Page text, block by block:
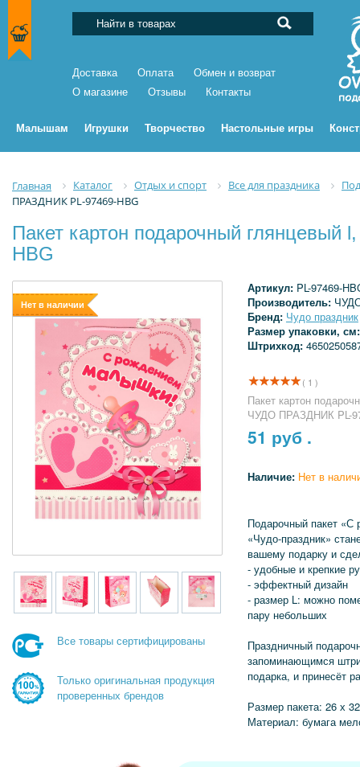
Доставка Оплата
Обмен и возврат
О магазине
Отзывы Контакты
Малышам Игрушки Творчество Настольные игры
Главная Каталог Отдых и спорт Все для праздника
ПРАЗДНИК PL-97469-HBG
Пакет картон подарочный
HBG
Нет в наличии
Все товары сертифицированы
Только оригинальная продукция
проверенных брендов
Артикул: PL-97469-
Производитель:
Бренд: Чудо праздник
Размер упаковки,
Штрихкод:
( 1 )
Пакет картон
ЧУДО ПРАЗДНИК PL-
51 руб .
Наличие: Нет в
Подарочный пакет
«Чудо-праздник»
вашему подарку и
- удобные и крепкие
- эффектный дизайн
- размер L: можно
пару небольших
Праздничный
запоминающимся
подарка, и принесёт
Размер пакета: 26 х
Материал: бумага